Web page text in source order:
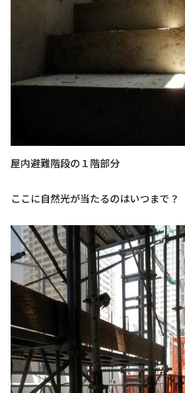
屋内避難階段の１階部分
ここに自然光が当たるのはいつまで？